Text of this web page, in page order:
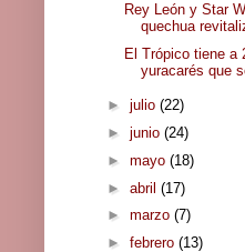
Rey León y Star
quechua
El Trópico tiene a
yuracarés que
► julio (22)
► junio (24)
► mayo (18)
► abril (17)
► marzo (7)
► febrero (13)